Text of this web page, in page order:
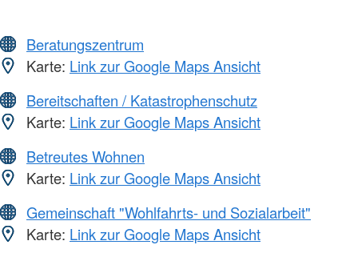
Beratungszentrum
Karte: Link zur Google Maps Ansicht
Bereitschaften / Katastrophenschutz
Karte: Link zur Google Maps Ansicht
Betreutes Wohnen
Karte: Link zur Google Maps Ansicht
Gemeinschaft "Wohlfahrts- und Sozialarbeit"
Karte: Link zur Google Maps Ansicht